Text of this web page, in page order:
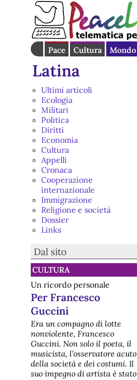
Pace Cultura Mondo
Latina
Ultimi articoli
Ecologia
Militari
Politica
Diritti
Economia
Cultura
Appelli
Cronaca
Cooperazione
internazionale
Immigrazione
Religione e società
Dossier
Links
Dal sito
CULTURA
Un ricordo personale
Per Francesco
Guccini
Era un compagno di lotte
nonviolente, Francesco
Guccini. Non solo il poeta, il
musicista, l'osservatore acuto
della società e dei costumi. Il
suo impegno di artista è stato